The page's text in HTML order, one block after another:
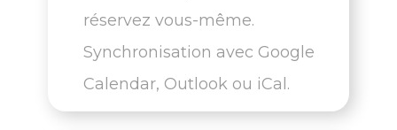
réservez vous-même.
Synchronisation avec Google
Calendar, Outlook ou iCal.